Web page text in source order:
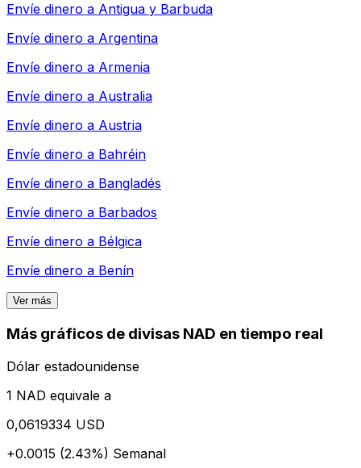
Envíe dinero a Antigua y Barbuda
Envíe dinero a Argentina
Envíe dinero a Armenia
Envíe dinero a Australia
Envíe dinero a Austria
Envíe dinero a Bahréin
Envíe dinero a Bangladés
Envíe dinero a Barbados
Envíe dinero a Bélgica
Envíe dinero a Benín
Ver más
Más gráficos de divisas NAD en tiempo real
Dólar estadounidense
1 NAD equivale a
0,0619334 USD
+0.0015 (2.43%) Semanal